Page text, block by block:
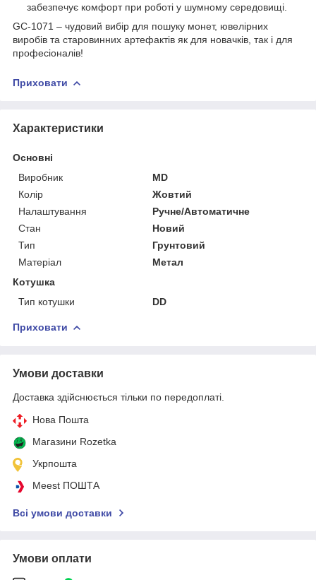
забезпечує комфорт при роботі у шумному середовищі.
GC-1071 – чудовий вибір для пошуку монет, ювелірних
виробів та старовинних артефактів як для новачків, так і для
професіоналів!
Приховати
Характеристики
Основні
Виробник
MD
Колір
Жовтий
Налаштування
Ручне/Автоматичне
Стан
Новий
Тип
Грунтовий
Матеріал
Метал
Котушка
Тип котушки
DD
Приховати
Умови доставки
Доставка здійснюється тільки по передоплаті.
Нова Пошта
Магазини Rozetka
Укрпошта
Meest ПОШТА
Всі умови доставки
Умови оплати